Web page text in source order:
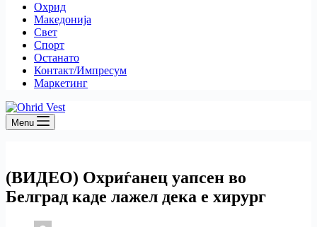
Охрид
Македонија
Свет
Спорт
Останато
Контакт/Импресум
Маркетинг
Menu
(ВИДЕО) Охриѓанец уапсен во
Белград каде лажел дека е хирург